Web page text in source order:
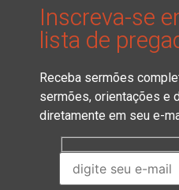
Inscreva-se
lista de
Receba sermões
sermões, orientações e
diretamente em seu e-